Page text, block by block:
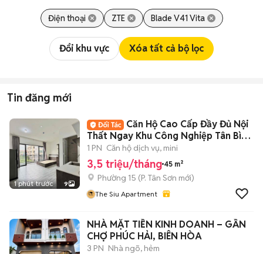
Điện thoại ZTE Blade V41 Vita
Đổi khu vực Xóa tất cả bộ lọc
Tin đăng mới
1 phút trước 9
Căn Hộ Cao Cấp Đầy Đủ Nội
Thất Ngay Khu Công Nghiệp Tân Bình
- Etown
1 PN Căn hộ dịch vụ, mini
3,5 triệu/tháng 45 m²
Phường 15 (P. Tân Sơn mới)
The Siu Apartment
NHÀ MẶT TIỀN KINH DOANH – GẦN
CHỢ PHÚC HẢI, BIÊN HÒA
3 PN Nhà ngõ, hẻm